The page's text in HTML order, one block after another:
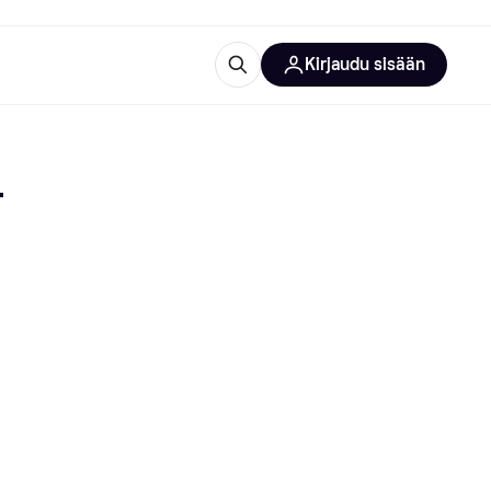
Kirjaudu sisään